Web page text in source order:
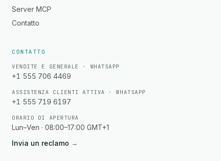
Server MCP
Contatto
CONTATTO
VENDITE E GENERALE · WHATSAPP
+1 555 706 4469
ASSISTENZA CLIENTI ATTIVA · WHATSAPP
+1 555 719 6197
ORARIO DI APERTURA
Lun–Ven · 08:00–17:00 GMT+1
Invia un reclamo →